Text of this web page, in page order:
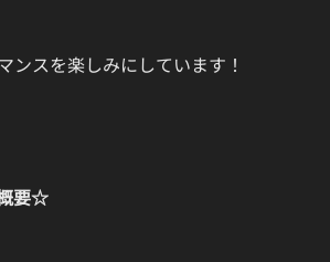
ンスを楽しみにしています！
要☆